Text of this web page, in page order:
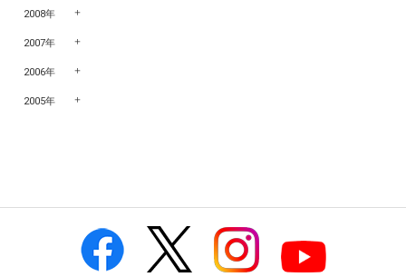
2008年
2007年
2006年
2005年